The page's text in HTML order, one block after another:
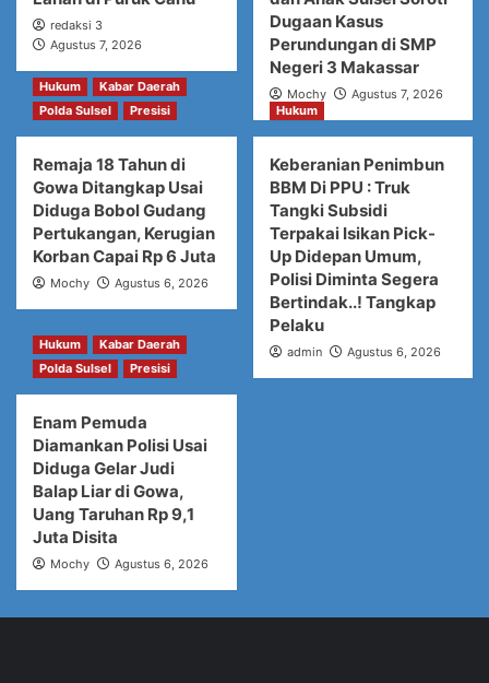
redaksi 3
Agustus 7, 2026
Dugaan Kasus
Perundungan di SMP
Negeri 3 Makassar
Mochy Agustus 7, 2026
Hukum
Kabar Daerah
Polda Sulsel
Presisi
Remaja 18 Tahun di
Gowa Ditangkap Usai
Diduga Bobol Gudang
Pertukangan, Kerugian
Korban Capai Rp 6 Juta
Mochy Agustus 6, 2026
Hukum
Keberanian Penimbun
BBM Di PPU : Truk
Tangki Subsidi
Terpakai Isikan Pick-
Up Didepan Umum,
Polisi Diminta Segera
Bertindak..! Tangkap
Pelaku
admin Agustus 6, 2026
Hukum
Kabar Daerah
Polda Sulsel
Presisi
Enam Pemuda
Diamankan Polisi Usai
Diduga Gelar Judi
Balap Liar di Gowa,
Uang Taruhan Rp 9,1
Juta Disita
Mochy Agustus 6, 2026